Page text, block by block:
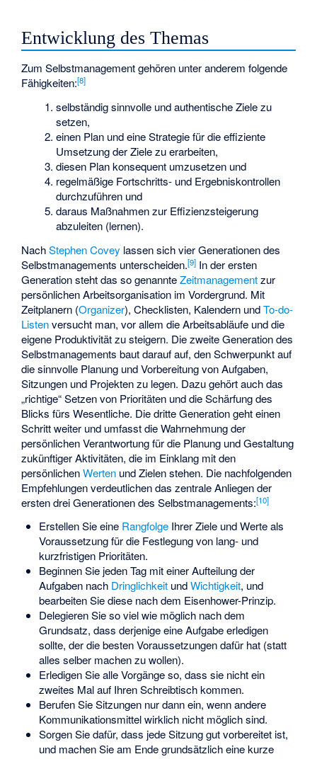
Entwicklung des Themas
Zum Selbstmanagement gehören unter anderem folgende
Fähigkeiten:[8]
selbständig sinnvolle und authentische Ziele zu
setzen,
einen Plan und eine Strategie für die effiziente
Umsetzung der Ziele zu erarbeiten,
diesen Plan konsequent umzusetzen und
regelmäßige Fortschritts- und Ergebniskontrollen
durchzuführen und
daraus Maßnahmen zur Effizienzsteigerung
abzuleiten (lernen).
NachStephen Covey lassen sich vier Generationen des
Selbstmanagements unterscheiden.[9] In der ersten
Generation steht das so genannteZeitmanagementzur
persönlichen Arbeitsorganisation im Vordergrund. Mit
Zeitplanern (Organizer), Checklisten, Kalendern undTo-do-
Listenversucht man, vor allem die Arbeitsabläufe und die
eigene Produktivität zu steigern. Die zweite Generation des
Selbstmanagements baut darauf auf, den Schwerpunkt auf
die sinnvolle Planung und Vorbereitung von Aufgaben,
Sitzungen und Projekten zu legen. Dazu gehört auch das
„richtige“ Setzen von Prioritäten und die Schärfung des
Blicks fürs Wesentliche. Die dritte Generation geht einen
Schritt weiter und umfasst die Wahrnehmung der
persönlichen Verantwortung für die Planung und Gestaltung
zukünftiger Aktivitäten, die im Einklang mit den
persönlichenWerten und Zielen stehen. Die nachfolgenden
Empfehlungen verdeutlichen das zentrale Anliegen der
ersten drei Generationen des Selbstmanagements:[10]
Erstellen Sie eine RangfolgeIhrer Ziele und Werte als
Voraussetzung für die Festlegung von lang- und
kurzfristigen Prioritäten.
Beginnen Sie jeden Tag mit einer Aufteilung der
Aufgaben nach DringlichkeitundWichtigkeit, und
bearbeiten Sie diese nach dem Eisenhower-Prinzip.
Delegieren Sie so viel wie möglich nach dem
Grundsatz, dass derjenige eine Aufgabe erledigen
sollte, der die besten Voraussetzungen dafür hat (statt
alles selber machen zu wollen).
Erledigen Sie alle Vorgänge so, dass sie nicht ein
zweites Mal auf Ihren Schreibtisch kommen.
Berufen Sie Sitzungen nur dann ein, wenn andere
Kommunikationsmittel wirklich nicht möglich sind.
Sorgen Sie dafür, dass jede Sitzung gut vorbereitet ist,
und machen Sie am Ende grundsätzlich eine kurze